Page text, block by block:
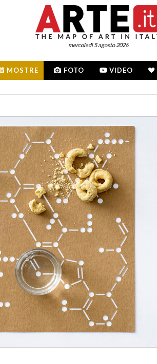
mercoledì 5 agosto 2026
MOSTRE FOTO VIDEO